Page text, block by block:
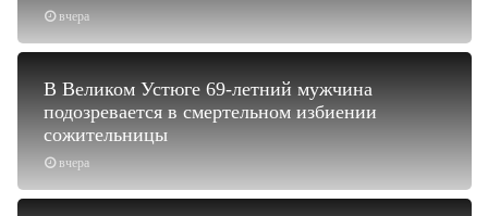
вчера
вчера
В Великом Устюге 69-летний мужчина
подозревается в смертельном избиении
сожительницы